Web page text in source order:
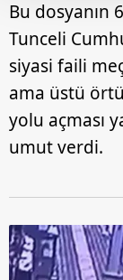
Her halükârda,
takdirde,
Sizlere daha iyi
Sitemizde
kılınması ve
reklam/
sınırlı olarak
Bu dosyanın
Tunceli
siyasi faili
ama üstü
yolu açması
umut verdi.